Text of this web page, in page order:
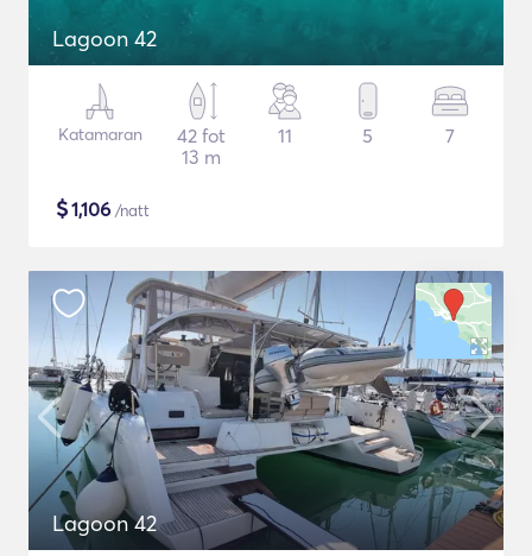
Lagoon 42
Katamaran
42 fot
13 m
11 5 7
$1,106 /natt
Lagoon 42